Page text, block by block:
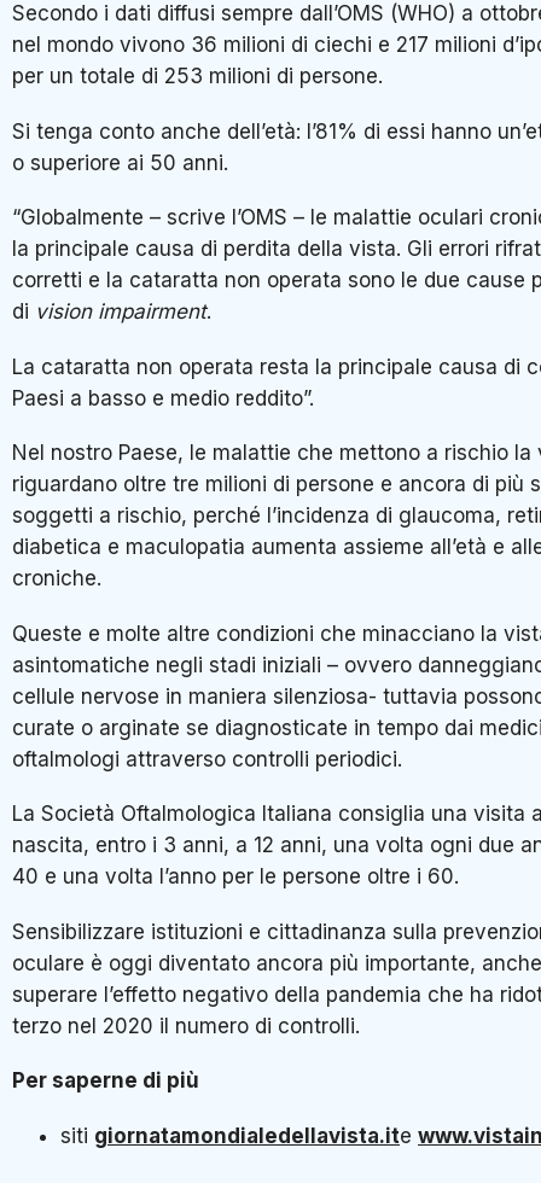
Secondo i dati diffusi sempre dall’OMS (WHO) a
nel mondo vivono 36 milioni di ciechi e 217 milioni
per un totale di 253 milioni di persone.
Si tenga conto anche dell’età: l’81% di essi hanno
o superiore ai 50 anni.
“Globalmente – scrive l’OMS – le malattie oculari
la principale causa di perdita della vista. Gli errori
corretti e la cataratta non operata sono le due cause
di vision impairment.
La cataratta non operata resta la principale causa di
Paesi a basso e medio reddito”.
Nel nostro Paese, le malattie che mettono a rischio la
riguardano oltre tre milioni di persone e ancora di più
soggetti a rischio, perché l’incidenza di glaucoma,
diabetica e maculopatia aumenta assieme all’età e
croniche.
Queste e molte altre condizioni che minacciano la
asintomatiche negli stadi iniziali – ovvero
cellule nervose in maniera silenziosa- tuttavia
curate o arginate se diagnosticate in tempo dai
oftalmologi attraverso controlli periodici.
La Società Oftalmologica Italiana consiglia una visita
nascita, entro i 3 anni, a 12 anni, una volta ogni due
40 e una volta l’anno per le persone oltre i 60.
Sensibilizzare istituzioni e cittadinanza sulla
oculare è oggi diventato ancora più importante,
superare l’effetto negativo della pandemia che ha
terzo nel 2020 il numero di controlli.
Per saperne di più
siti giornatamondialedellavista.ite